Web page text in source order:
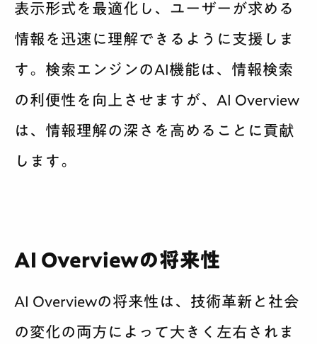
表示形式を最適化し、ユーザーが求める
情報を迅速に理解できるように支援しま
す。検索エンジンのAI機能は、情報検索
の利便性を向上させますが、AI Overview
は、情報理解の深さを高めることに貢献
します。
AI Overviewの将来性
AI Overviewの将来性は、技術革新と社会
の変化の両方によって大きく左右されま